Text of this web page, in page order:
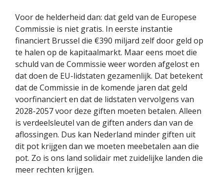
Voor de helderheid dan: dat geld van de Europese
Commissie is niet gratis. In eerste instantie
financiert Brussel die €390 miljard zelf door geld op
te halen op de kapitaalmarkt. Maar eens moet die
schuld van de Commissie weer worden afgelost en
dat doen de EU-lidstaten gezamenlijk. Dat betekent
dat de Commissie in de komende jaren dat geld
voorfinanciert en dat de lidstaten vervolgens van
2028-2057 voor deze giften moeten betalen. Alleen
is verdeelsleutel van de giften anders dan van de
aflossingen. Dus kan Nederland minder giften uit
dit pot krijgen dan we moeten meebetalen aan die
pot. Zo is ons land solidair met zuidelijke landen die
meer rechten krijgen.